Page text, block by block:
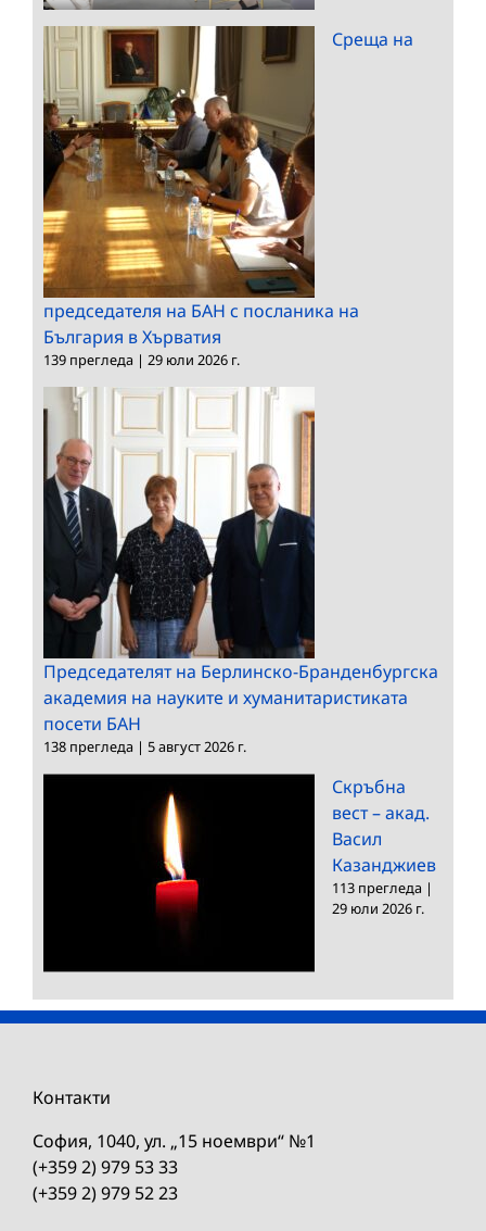
Среща на
председателя на БАН с посланика на
България в Хърватия
139 прегледа | 29 юли 2026 г.
Председателят на Берлинско-Бранденбургска
академия на науките и хуманитаристиката
посети БАН
138 прегледа | 5 август 2026 г.
Скръбна
вест – акад.
Васил
Казанджиев
113 прегледа |
29 юли 2026 г.
Контакти
София, 1040, ул. „15 ноември“ №1
(+359 2) 979 53 33
(+359 2) 979 52 23